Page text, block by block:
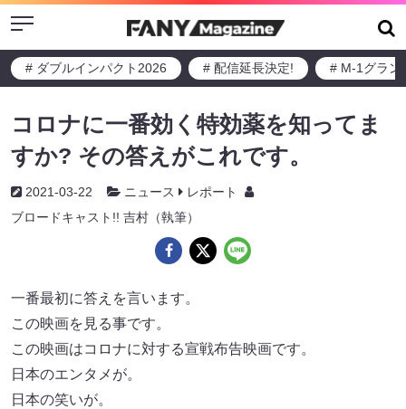
Menu
# ダブルインパクト2026 # 配信延長決定! # M-1グラン
コロナに一番効く特効薬を知ってま
すか? その答えがこれです。
2021-03-22 ニュース
レポート
ブロードキャスト!! 吉村（執筆）
一番最初に答えを言います。
この映画を見る事です。
この映画はコロナに対する宣戦布告映画です。
日本のエンタメが。
日本の笑いが。